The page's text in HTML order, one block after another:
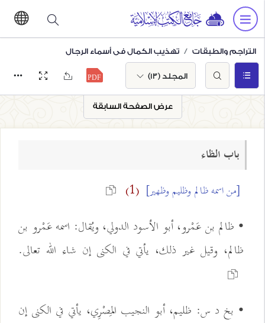
التراجم والطبقات تهذيب الكمال في أسماء الرجال
المجلد (13)
عرض الصفحة السابقة
باب الظاء
[من اسمه ظالم وظليم وظهير] (1)
• ظالم بن عَمْرو، أبو الأسود الدولي، ويُقال: اسمه عَمْرو بن
ظالم، وقيل غير ذلك، يأتي في الكنى إن شاء الله تعالى.
• بخ د س: ظليم، أبو النجيب المِصْرِي، يأتي في الكنى إن